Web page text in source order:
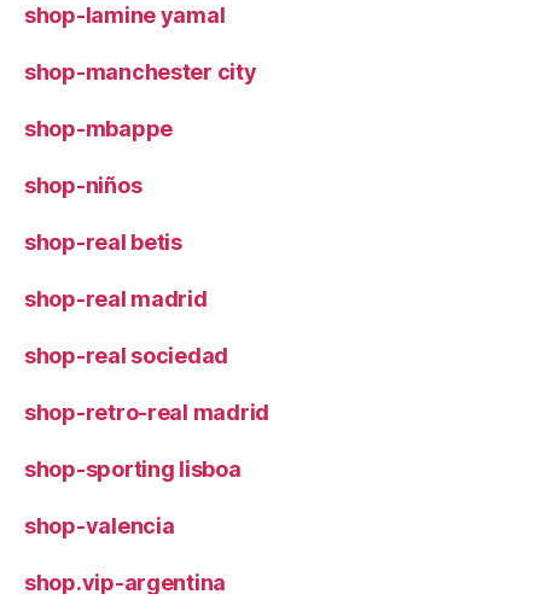
shop-lamine yamal
shop-manchester city
shop-mbappe
shop-niños
shop-real betis
shop-real madrid
shop-real sociedad
shop-retro-real madrid
shop-sporting lisboa
shop-valencia
shop.vip-argentina